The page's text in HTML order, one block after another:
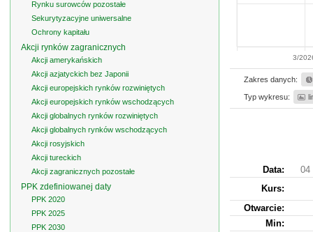
3/
Zakres danych:
Typ wykresu:
Data:
04
Kurs:
Otwarcie:
Min:
Rynku surowców pozostałe
Sekurytyzacyjne uniwersalne
Ochrony kapitału
Akcji rynków zagranicznych
Akcji amerykańskich
Akcji azjatyckich bez Japonii
Akcji europejskich rynków rozwiniętych
Akcji europejskich rynków wschodzących
Akcji globalnych rynków rozwiniętych
Akcji globalnych rynków wschodzących
Akcji rosyjskich
Akcji tureckich
Akcji zagranicznych pozostałe
PPK zdefiniowanej daty
PPK 2020
PPK 2025
PPK 2030